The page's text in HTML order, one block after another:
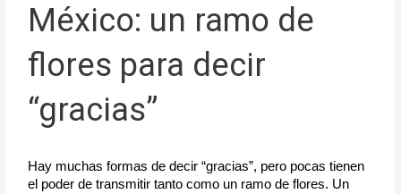
México: un ramo de
flores para decir
“gracias”
Hay muchas formas de decir “gracias”, pero pocas tienen
el poder de transmitir tanto como un ramo de flores. Un